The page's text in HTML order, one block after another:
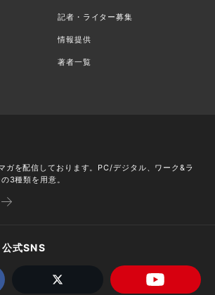
記者・ライター募集
情報提供
著者一覧
ガを配信しております。PC/デジタル、ワーク&ラ
3種類を用意。
式SNS